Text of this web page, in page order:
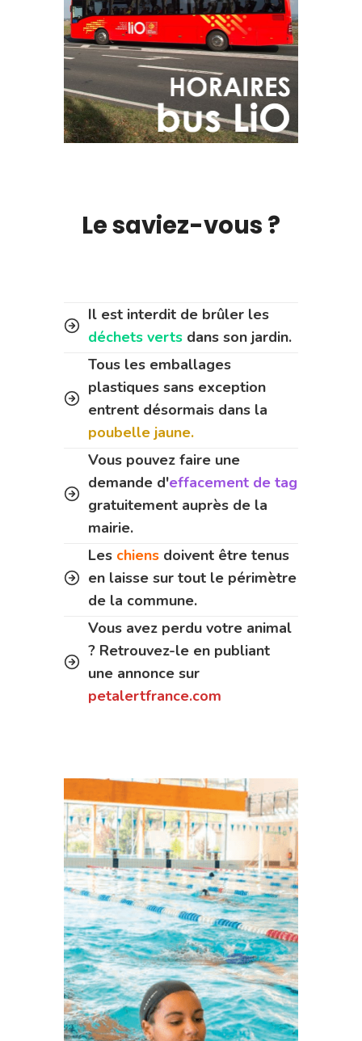
Le saviez-vous ?
Il est interdit de brûler les
déchets verts dans son jardin.
Tous les emballages
plastiques sans exception
entrent désormais dans la
poubelle jaune.
Vous pouvez faire une
demande d'effacement de tag
gratuitement auprès de la
mairie.
Les chiens doivent être tenus
en laisse sur tout le périmètre
de la commune.
Vous avez perdu votre animal
? Retrouvez-le en publiant
une annonce sur
petalertfrance.com